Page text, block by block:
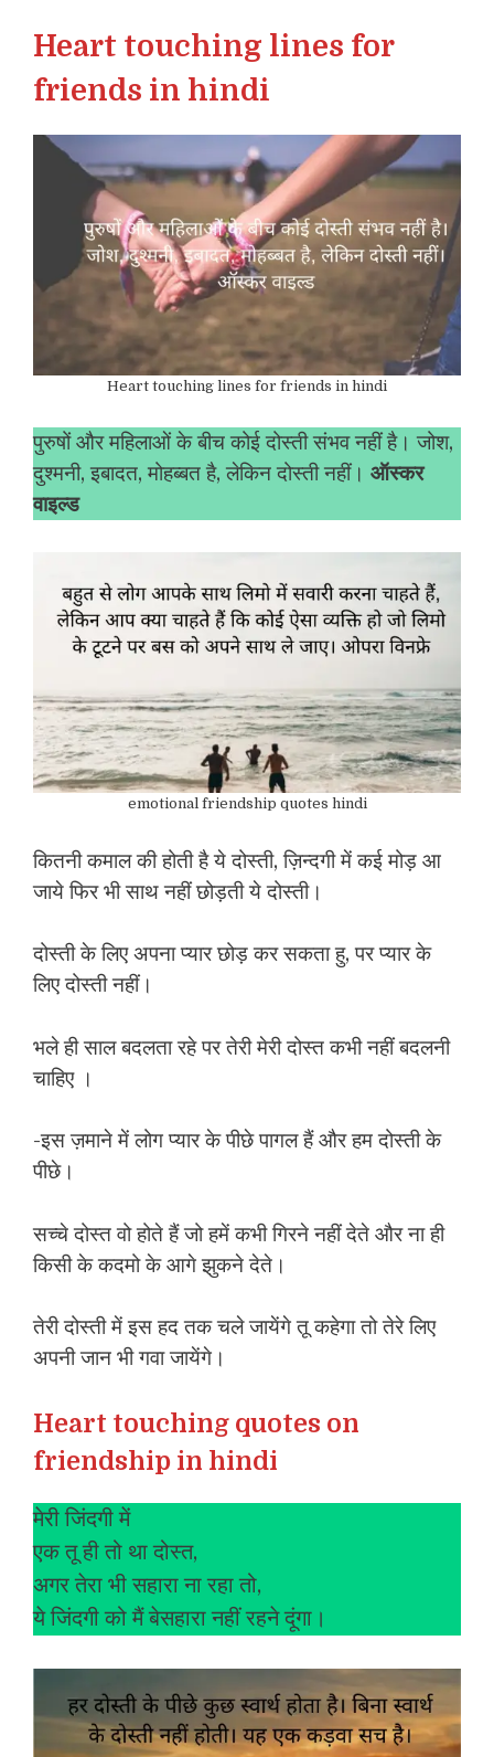
Heart touching lines for
friends in hindi
Heart touching lines for friends in hindi
पुरुषों और महिलाओं के बीच कोई दोस्ती संभव नहीं है। जोश,
दुश्मनी, इबादत, मोहब्बत है, लेकिन दोस्ती नहीं। ऑस्कर
वाइल्ड
emotional friendship quotes hindi
कितनी कमाल की होती है ये दोस्ती, ज़िन्दगी में कई मोड़ आ
जाये फिर भी साथ नहीं छोड़ती ये दोस्ती।
दोस्ती के लिए अपना प्यार छोड़ कर सकता हु, पर प्यार के
लिए दोस्ती नहीं।
भले ही साल बदलता रहे पर तेरी मेरी दोस्त कभी नहीं बदलनी
चाहिए ।
-इस ज़माने में लोग प्यार के पीछे पागल हैं और हम दोस्ती के
पीछे।
सच्चे दोस्त वो होते हैं जो हमें कभी गिरने नहीं देते और ना ही
किसी के कदमो के आगे झुकने देते।
तेरी दोस्ती में इस हद तक चले जायेंगे तू कहेगा तो तेरे लिए
अपनी जान भी गवा जायेंगे।
Heart touching quotes on
friendship in hindi
मेरी जिंदगी में
एक तू ही तो था दोस्त,
अगर तेरा भी सहारा ना रहा तो,
ये जिंदगी को मैं बेसहारा नहीं रहने दूंगा।